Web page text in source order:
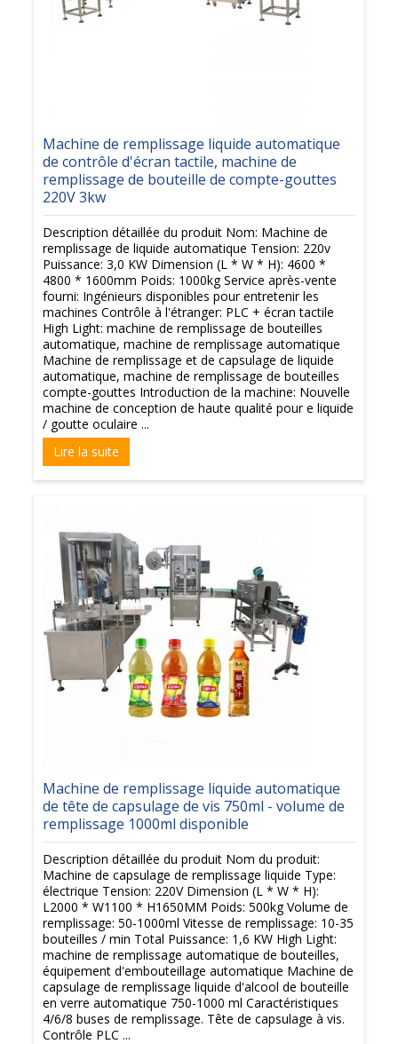
Machine de remplissage liquide automatique
de contrôle d'écran tactile, machine de
remplissage de bouteille de compte-gouttes
220V 3kw
Description détaillée du produit Nom: Machine de
remplissage de liquide automatique Tension: 220v
Puissance: 3,0 KW Dimension (L * W * H): 4600 *
4800 * 1600mm Poids: 1000kg Service après-vente
fourni: Ingénieurs disponibles pour entretenir les
machines Contrôle à l'étranger: PLC + écran tactile
High Light: machine de remplissage de bouteilles
automatique, machine de remplissage automatique
Machine de remplissage et de capsulage de liquide
automatique, machine de remplissage de bouteilles
compte-gouttes Introduction de la machine: Nouvelle
machine de conception de haute qualité pour e liquide
/ goutte oculaire ...
Lire la suite
Machine de remplissage liquide automatique
de tête de capsulage de vis 750ml - volume de
remplissage 1000ml disponible
Description détaillée du produit Nom du produit:
Machine de capsulage de remplissage liquide Type:
électrique Tension: 220V Dimension (L * W * H):
L2000 * W1100 * H1650MM Poids: 500kg Volume de
remplissage: 50-1000ml Vitesse de remplissage: 10-35
bouteilles / min Total Puissance: 1,6 KW High Light:
machine de remplissage automatique de bouteilles,
équipement d'embouteillage automatique Machine de
capsulage de remplissage liquide d'alcool de bouteille
en verre automatique 750-1000 ml Caractéristiques
4/6/8 buses de remplissage. Tête de capsulage à vis.
Contrôle PLC ...